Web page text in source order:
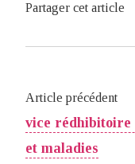
Partager cet article
Article précédent
vice rédhibitoire
et maladies